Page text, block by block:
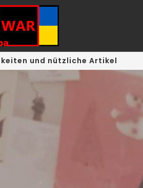
und nützliche Artikel